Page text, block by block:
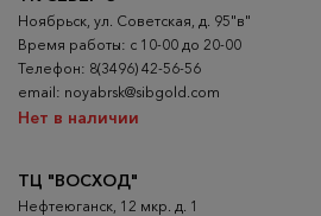
Ноябрьск, ул. Советская, д. 95"в"
Время работы: с 10-00 до 20-00
Телефон: 8(3496) 42-56-56
email: noyabrsk@sibgold.com
Нет в наличии
ТЦ "ВОСХОД"
Нефтеюганск, 12 мкр. д. 1